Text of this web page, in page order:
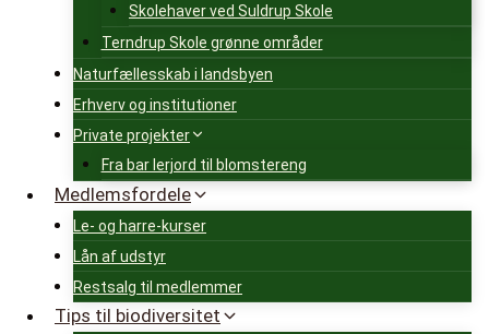
Skolehaver ved Suldrup Skole
Terndrup Skole grønne områder
Naturfællesskab i landsbyen
Erhverv og institutioner
Private projekter
Fra bar lerjord til blomstereng
Medlemsfordele
Le- og harre-kurser
Lån af udstyr
Restsalg til medlemmer
Tips til biodiversitet